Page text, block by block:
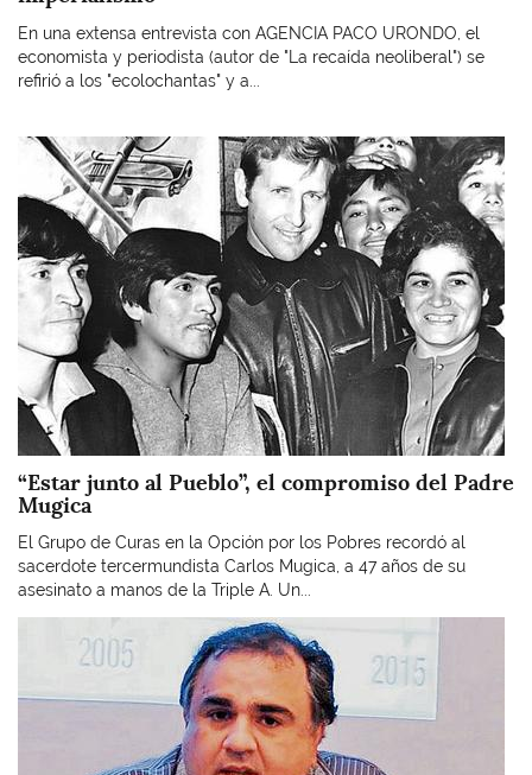
En una extensa entrevista con AGENCIA PACO URONDO, el
economista y periodista (autor de "La recaída neoliberal") se
refirió a los "ecolochantas" y a...
Imagen
“Estar junto al Pueblo”, el compromiso del Padre
Mugica
El Grupo de Curas en la Opción por los Pobres recordó al
sacerdote tercermundista Carlos Mugica, a 47 años de su
asesinato a manos de la Triple A. Un...